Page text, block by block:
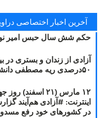
آخرین اخبار اختصاصی
حکم شش سال حبس امیر
آزادی از زندان و بستری در
۵۰درصدی ریه مصطفی دانشجو
۱۲ مارس (۲۱
در کشورهای خود رفع